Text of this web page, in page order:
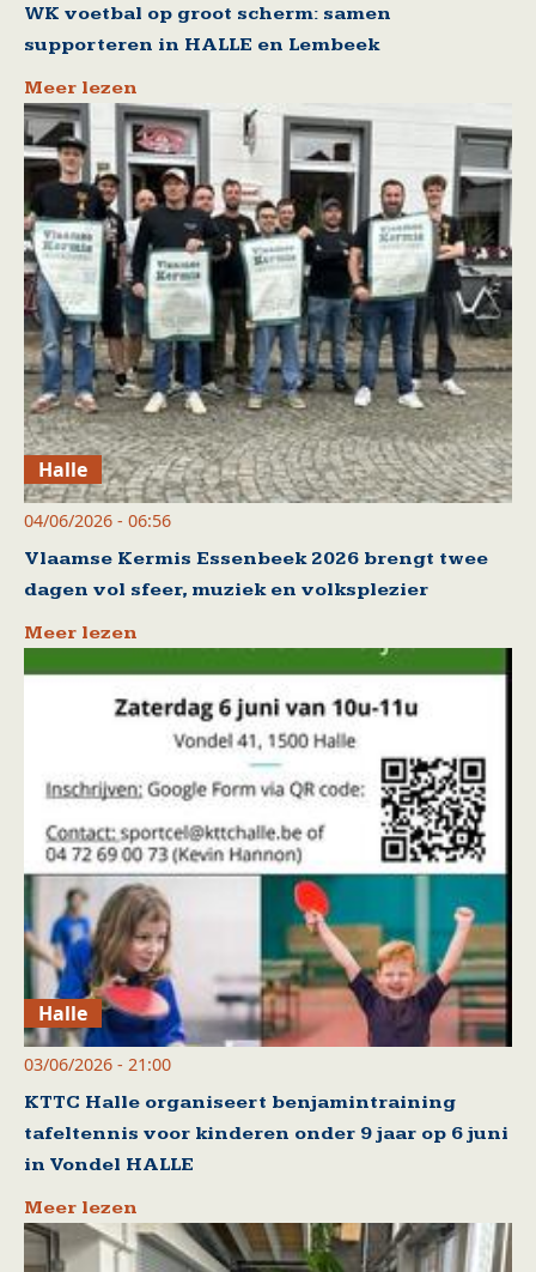
WK voetbal op groot scherm: samen
supporteren in HALLE en Lembeek
Meer lezen
Halle
04/06/2026 - 06:56
Vlaamse Kermis Essenbeek 2026 brengt twee
dagen vol sfeer, muziek en volksplezier
Meer lezen
Halle
03/06/2026 - 21:00
KTTC Halle organiseert benjamintraining
tafeltennis voor kinderen onder 9 jaar op 6 juni
in Vondel HALLE
Meer lezen